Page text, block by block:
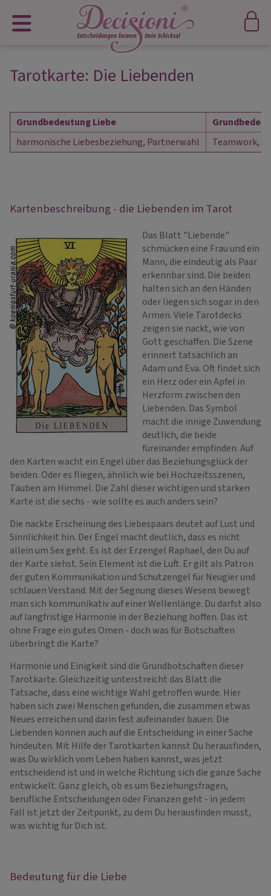
Tarotkarte: Die Liebenden
Grundbedeutung Liebe
harmonische Liebesbeziehung, Partnerwahl
Teamwork,
Kartenbeschreibung - die Liebenden im Tarot
Das Blatt "Liebende"
schmücken eine Frau und ein
Mann, die eindeutig als Paar
erkennbar sind. Die beiden
halten sich an den Händen
oder liegen sich sogar in den
Armen. Viele Tarotdecks
zeigen sie nackt, wie von
Gott geschaffen. Die Szene
erinnert tatsächlich an
Adam und Eva. Oft findet sich
ein Herz oder ein Apfel in
Herzform zwischen den
Liebenden. Das Symbol
macht die innige Zuwendung
deutlich, die beide
füreinander empfinden. Auf
den Karten wacht ein Engel über das Beziehungsglück der
beiden. Oder es fliegen, ähnlich wie bei Hochzeitsszenen,
Tauben am Himmel. Die Zahl dieser wichtigen und starken
Karte ist die sechs - wie sollte es auch anders sein?
Die nackte Erscheinung des Liebespaars deutet auf Lust und
Sinnlichkeit hin. Der Engel macht deutlich, dass es nicht
allein um Sex geht. Es ist der Erzengel Raphael, den Du auf
der Karte siehst. Sein Element ist die Luft. Er gilt als Patron
der guten Kommunikation und Schutzengel für Neugier und
schlauen Verstand. Mit der Segnung dieses Wesens bewegt
man sich kommunikativ auf einer Wellenlänge. Du darfst also
auf langfristige Harmonie in der Beziehung hoffen. Das ist
ohne Frage ein gutes Omen - doch was für Botschaften
überbringt die Karte?
Harmonie und Einigkeit sind die Grundbotschaften dieser
Tarotkarte. Gleichzeitig unterstreicht das Blatt die
Tatsache, dass eine wichtige Wahl getroffen wurde. Hier
haben sich zwei Menschen gefunden, die zusammen etwas
Neues erreichen und darin fest aufeinander bauen. Die
Liebenden können auch auf die Entscheidung in einer Sache
hindeuten. Mit Hilfe der Tarotkarten kannst Du herausfinden,
was Du wirklich vom Leben haben kannst, was jetzt
entscheidend ist und in welche Richtung sich die ganze Sache
entwickelt. Ganz gleich, ob es um Beziehungsfragen,
berufliche Entscheidungen oder Finanzen geht - in jedem
Fall ist jetzt der Zeitpunkt, zu dem Du herausfinden musst,
was wichtig für Dich ist.
Bedeutung für die Liebe